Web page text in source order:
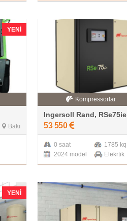
YENI
Bakı
Kompressorlar
Ingersoll Rand, RSe75ie
53 550
0 saat
1785 kq
2024 model
Elekrtik
YENI